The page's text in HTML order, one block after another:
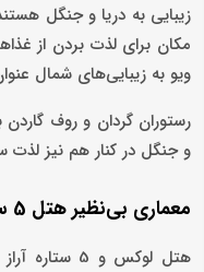
زیبایی به دریا و جنگل
مکان برای لذت بردن از
ویو به زیبایی‌های شمال
رستوران گردان و روف گاردن
و جنگل در کنار هم نیز لذت
معماری بی‌نظیر هتل 5 ستاره آراز نوشهر
هتل لوکس و